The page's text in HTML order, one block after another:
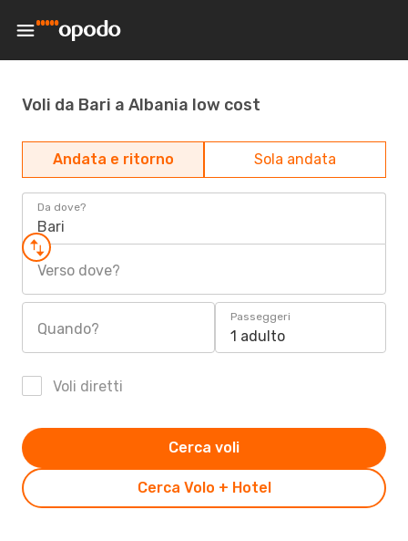
Voli da Bari a Albania low cost
Andata e ritorno Sola andata
Da dove?
Bari
Verso dove?
Quando?
Passeggeri
1 adulto
Voli diretti
Cerca Volo + Hotel
Cerca voli